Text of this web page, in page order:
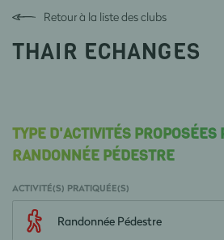
Retour à la liste des clubs
THAIR ECHANGES
TYPE D'ACTIVITÉS PROPOSÉES
RANDONNÉE PÉDESTRE
ACTIVITÉ(S) PRATIQUÉE(S)
Randonnée Pédestre